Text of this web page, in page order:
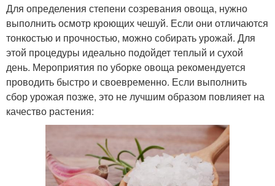
Для определения степени созревания овоща, нужно
выполнить осмотр кроющих чешуй. Если они отличаются
тонкостью и прочностью, можно собирать урожай. Для
этой процедуры идеально подойдет теплый и сухой
день. Мероприятия по уборке овоща рекомендуется
проводить быстро и своевременно. Если выполнить
сбор урожая позже, это не лучшим образом повлияет на
качество растения: